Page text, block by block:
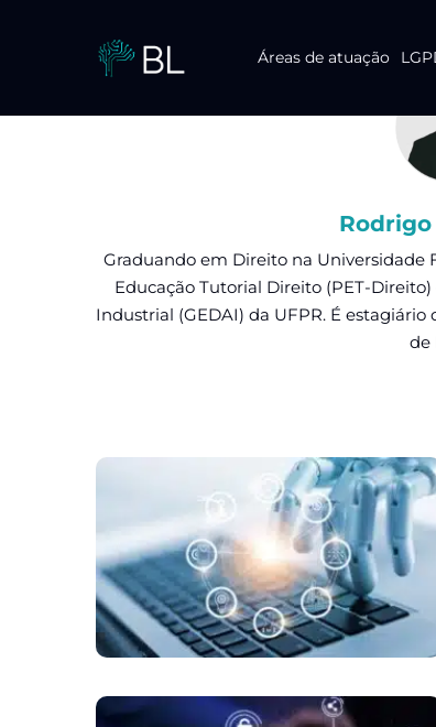
o
Áreas de atuação
Graduando em Direito na Universidade
Educação Tutorial Direito (PET-
Industrial (GEDAI) da UFPR. É
de